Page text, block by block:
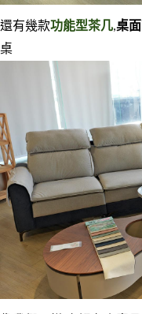
還有幾款功能型茶几,桌面
桌